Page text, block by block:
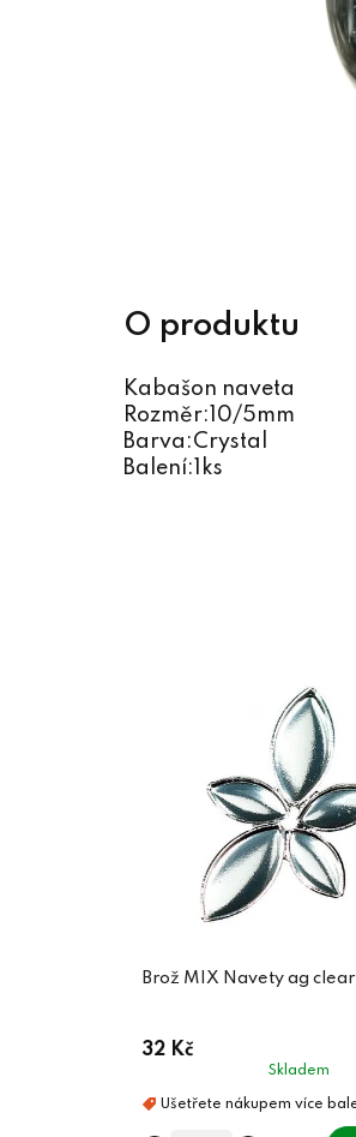
Kabašon naveta
Rozměr:10/5mm
Barva:Crystal
Balení:1ks
Brož MIX Navety ag clear
32 Kč
Skladem